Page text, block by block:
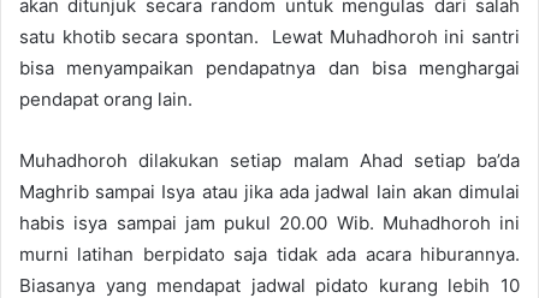
akan ditunjuk secara random untuk mengulas dari salah
satu khotib secara spontan. Lewat Muhadhoroh ini santri
bisa menyampaikan pendapatnya dan bisa menghargai
pendapat orang lain.
Muhadhoroh dilakukan setiap malam Ahad setiap ba’da
Maghrib sampai Isya atau jika ada jadwal lain akan dimulai
habis isya sampai jam pukul 20.00 Wib. Muhadhoroh ini
murni latihan berpidato saja tidak ada acara hiburannya.
Biasanya yang mendapat jadwal pidato kurang lebih 10